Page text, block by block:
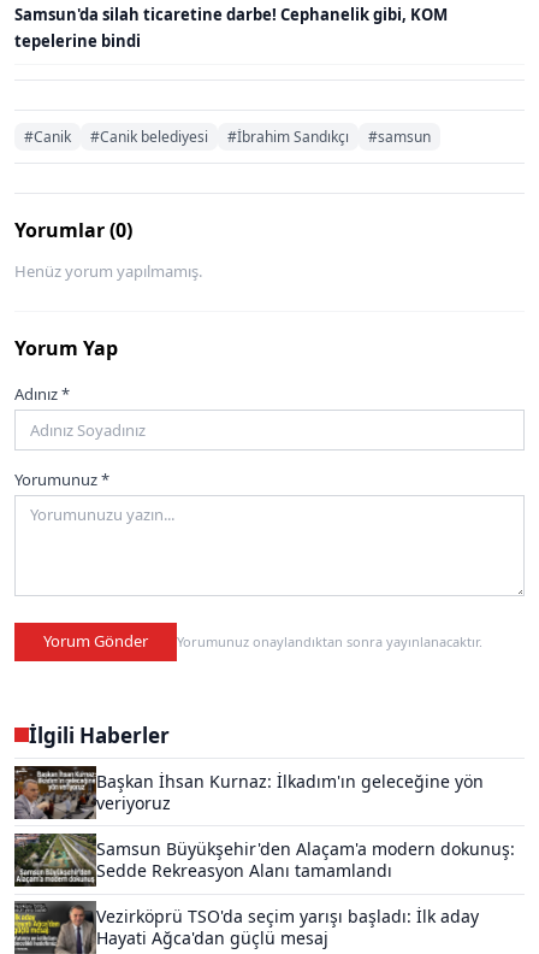
Samsun'da silah ticaretine darbe! Cephanelik gibi, KOM
tepelerine bindi
#Canik #Canik belediyesi #İbrahim Sandıkçı #samsun
Yorumlar (0)
Henüz yorum yapılmamış.
Yorum Yap
Adınız *
Yorumunuz *
Yorum Gönder Yorumunuz onaylandıktan sonra yayınlanacaktır.
İlgili Haberler
Başkan İhsan Kurnaz: İlkadım'ın geleceğine yön
veriyoruz
Samsun Büyükşehir'den Alaçam'a modern dokunuş:
Sedde Rekreasyon Alanı tamamlandı
Vezirköprü TSO'da seçim yarışı başladı: İlk aday
Hayati Ağca'dan güçlü mesaj